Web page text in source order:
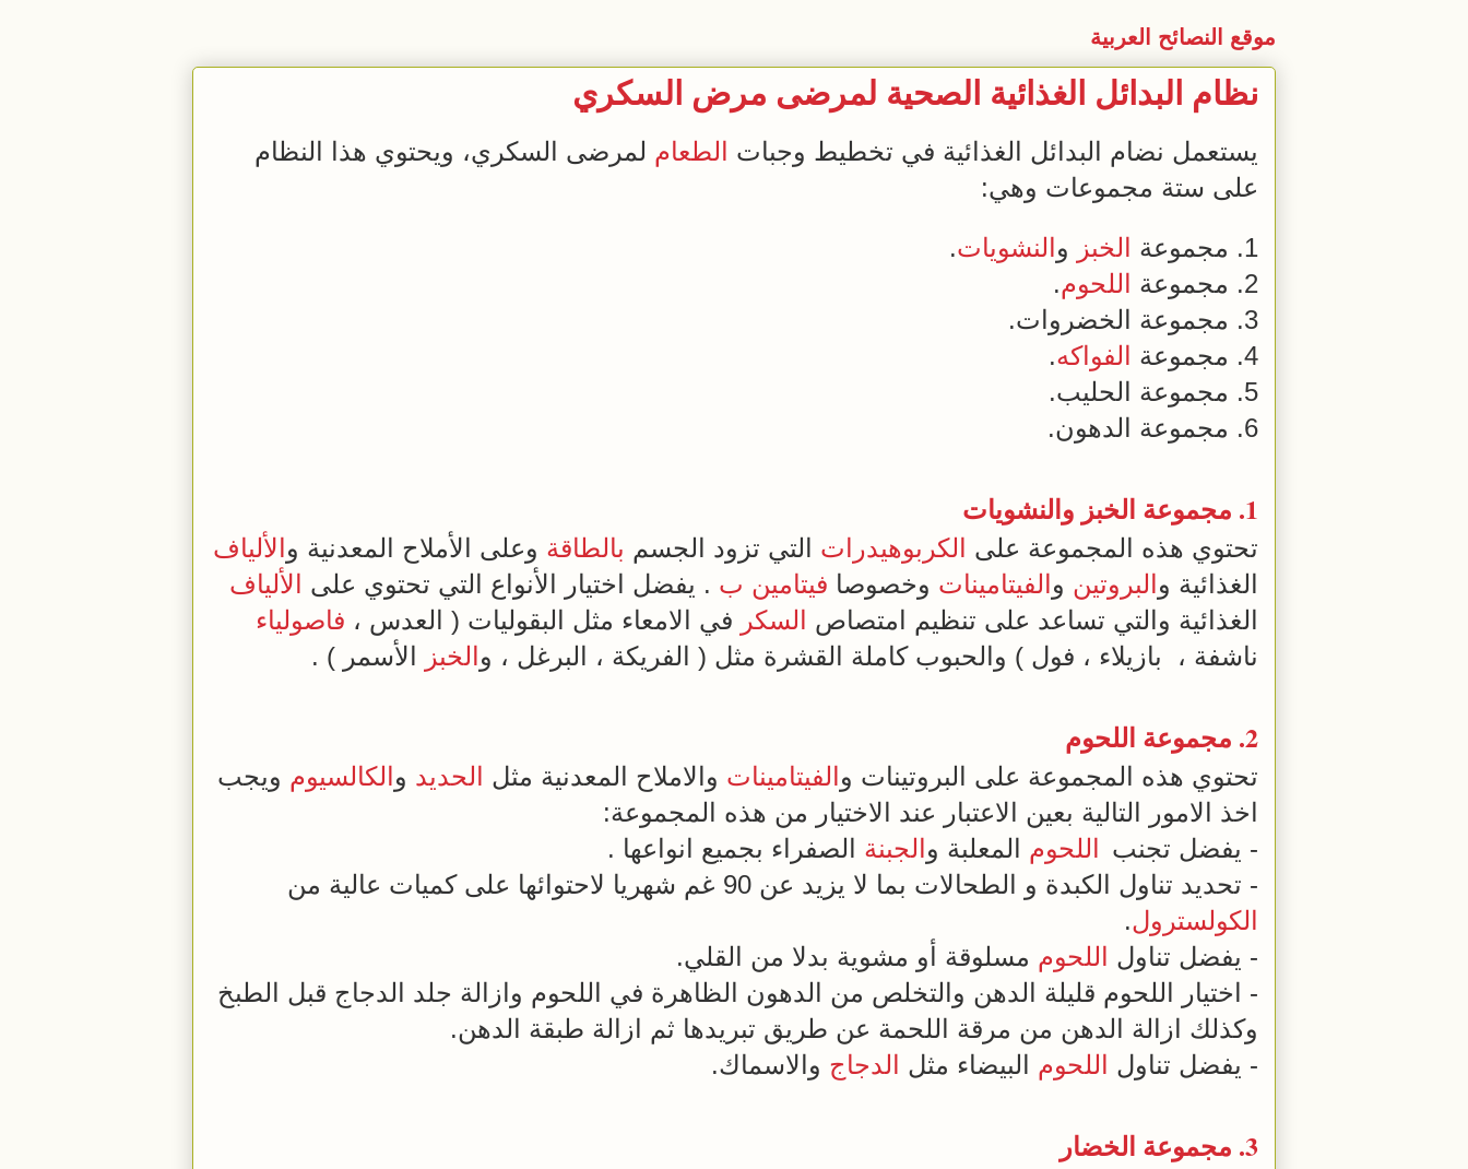
موقع النصائح العربية
نظام البدائل الغذائية الصحية لمرضى مرض السكري
يستعمل نضام البدائل الغذائية في تخطيط وجبات الطعام لمرضى السكري، ويحتوي هذا النظام
على ستة مجموعات وهي:
1. مجموعة الخبز و النشويات.
2. مجموعة
اللحوم.
3. مجموعة الخضروات.
4. مجموعة
الفواكه.
5. مجموعة الحليب.
6. مجموعة الدهون.
1. مجموعة الخبز والنشويات
تحتوي هذه المجموعة على الكربوهيدرات التي تزود الجسم بالطاقة وعلى الأملاح المعدنية و الألياف
الغذائية و البروتين و الفيتامينات وخصوصا فيتامين ب . يفضل اختيار الأنواع التي تحتوي على
الألياف
الغذائية والتي تساعد على تنظيم امتصاص
السكر في الامعاء مثل البقوليات ( العدس ، فاصولياء
ناشفة ، بازيلاء ، فول ) والحبوب كاملة القشرة مثل ( الفريكة ، البرغل ، و الخبز الأسمر ) .
2. مجموعة اللحوم
تحتوي هذه المجموعة على البروتينات و الفيتامينات والاملاح المعدنية مثل الحديد و الكالسيوم ويجب
اخذ الامور التالية بعين الاعتبار عند الاختيار من هذه المجموعة:
- يفضل تجنب
اللحوم المعلبة و الجبنة الصفراء بجميع انواعها .
- تحديد تناول الكبدة و الطحالات بما لا يزيد عن 90 غم شهريا لاحتوائها على كميات عالية من
الكولسترول.
- يفضل تناول
اللحوم مسلوقة أو مشوية بدلا من القلي.
- اختيار اللحوم قليلة الدهن والتخلص من الدهون الظاهرة في اللحوم وازالة جلد الدجاج قبل الطبخ
وكذلك ازالة الدهن من مرقة اللحمة عن طريق تبريدها ثم ازالة طبقة الدهن.
- يفضل تناول
اللحوم البيضاء مثل الدجاج والاسماك.
3. مجموعة الخضار